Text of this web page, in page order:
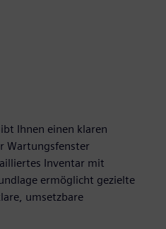
Ihnen einen klaren
Wartungsfenster
Inventar mit
ermöglicht gezielte
umsetzbare